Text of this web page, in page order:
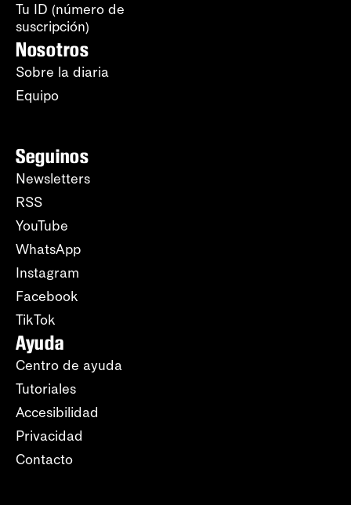
Tu ID (número de
suscripción)
Nosotros
Sobre la diaria
Equipo
Seguinos
Newsletters
RSS
YouTube
WhatsApp
Instagram
Facebook
TikTok
Ayuda
Centro de ayuda
Tutoriales
Accesibilidad
Privacidad
Contacto